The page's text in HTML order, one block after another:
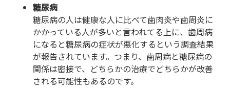
糖尿病
糖尿病の人は健康な人に比べて歯肉炎や歯周炎に
かかっている人が多いと言われてる上に、歯周病
になると糖尿病の症状が悪化するという調査結果
が報告されています。つまり、歯周病と糖尿病の
関係は密接で、どちらかの治療でどちらかが改善
される可能性もあるのです。